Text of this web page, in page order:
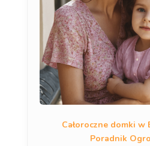
Całoroczne domki w
Poradnik